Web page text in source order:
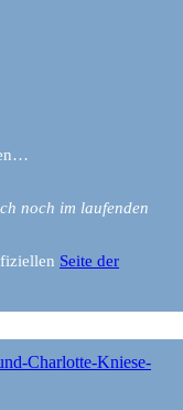
noch im laufenden
Seite der
Charlotte-Kniese-